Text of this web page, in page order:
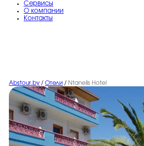
Сервисы
O компании
Контакты
Abstour.by / Отели / Ntanelis Hotel